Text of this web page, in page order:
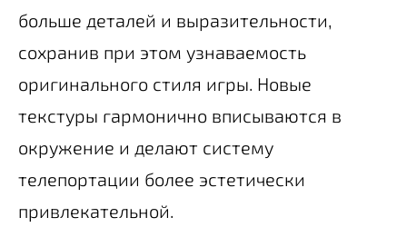
больше деталей и выразительности,
сохранив при этом узнаваемость
оригинального стиля игры. Новые
текстуры гармонично вписываются в
окружение и делают систему
телепортации более эстетически
привлекательной.